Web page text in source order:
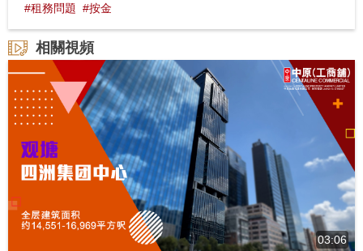
#租務問題 #按金
相關視頻
03:06